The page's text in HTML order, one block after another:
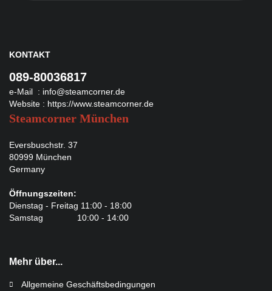
KONTAKT
089-80036817
e-Mail : info@steamcorner.de
Website : https://www.steamcorner.de
Steamcorner München
Eversbuschstr. 37
80999 München
Germany
Öffnungszeiten:
Dienstag - Freitag 11:00 - 18:00
Samstag 10:00 - 14:00
Mehr über...
Allgemeine Geschäftsbedingungen